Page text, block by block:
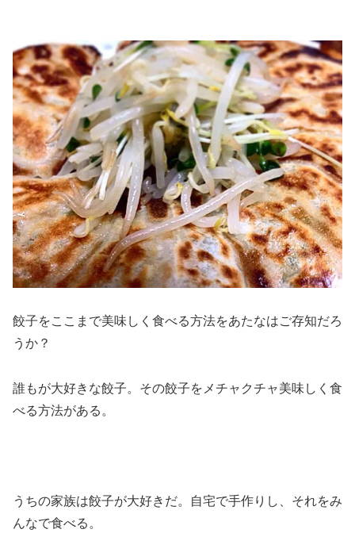
餃子をここまで美味しく食べる方法をあたなはご存知だろ
うか？
誰もが大好きな餃子。その餃子をメチャクチャ美味しく食
べる方法がある。
うちの家族は餃子が大好きだ。自宅で手作りし、それをみ
んなで食べる。